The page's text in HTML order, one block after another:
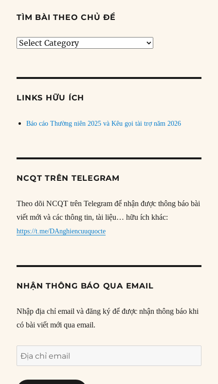
TÌM BÀI THEO CHỦ ĐỀ
Tìm
đề
LINKS HỮU ÍCH
Báo cáo Thường niên 2025 và Kêu gọi tài trợ năm 2026
NCQT TRÊN TELEGRAM
Theo dõi NCQT trên Telegram để nhận được thông báo bài
viết mới và các thông tin, tài liệu… hữu ích khác:
https://t.me/DAnghiencuuquocte
NHẬN THÔNG BÁO QUA EMAIL
Nhập địa chỉ email và đăng ký để được nhận thông báo khi
có bài viết mới qua email.
Địa
chỉ
email